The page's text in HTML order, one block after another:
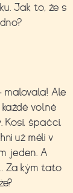
Jak to, že s
malovala! Ale
volné
Kosi, špačci,
už měli v
jeden. A
Za kým tato